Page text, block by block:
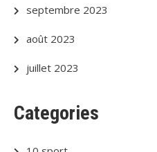
septembre 2023
août 2023
juillet 2023
Categories